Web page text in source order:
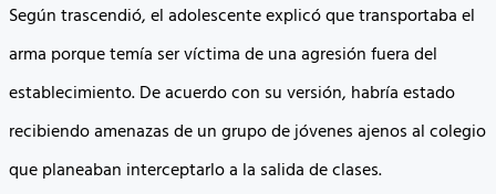
Según trascendió, el adolescente explicó que transportaba el
arma porque temía ser víctima de una agresión fuera del
establecimiento. De acuerdo con su versión, habría estado
recibiendo amenazas de un grupo de jóvenes ajenos al colegio
que planeaban interceptarlo a la salida de clases.